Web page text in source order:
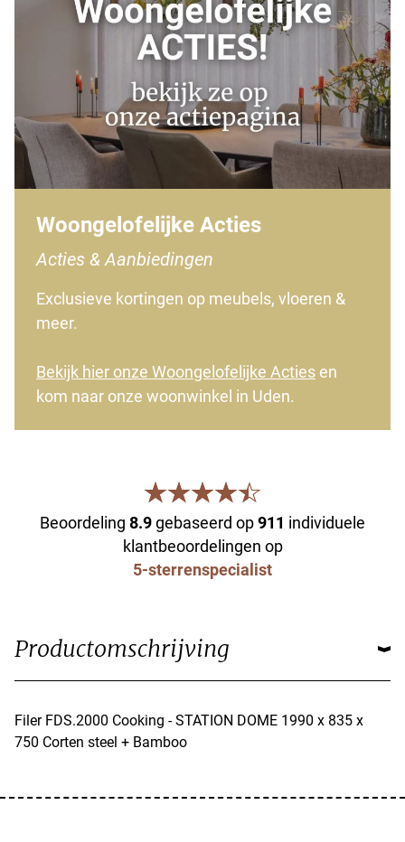
Woongelofelijke Acties
Acties & Aanbiedingen
Exclusieve kortingen op meubels, vloeren &
meer.
Bekijk hier onze Woongelofelijke Acties en
kom naar onze woonwinkel in Uden.
Beoordeling 8.9gebaseerd op911 individuele
klantbeoordelingen op
5-sterrenspecialist
Productomschrijving
Filer FDS.2000 Cooking - STATION DOME 1990 x 835 x
750 Corten steel + Bamboo